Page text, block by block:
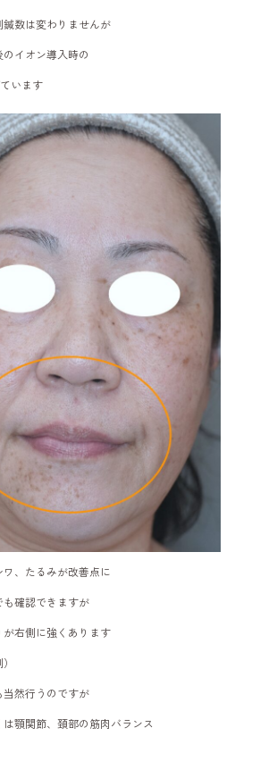
数は変わりませんが
イオン導入時の
います
、たるみが改善点に
確認できますが
右側に強くあります
然行うのですが
顎関節、頚部の筋肉バランス